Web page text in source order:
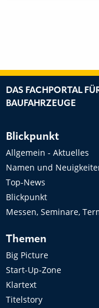
DAS FACHPORTAL
BAUFAHRZEUGE
Blickpunkt
Allgemein - Aktuelles
Namen und
Top-News
Blickpunkt
Messen, Seminare,
Themen
Big Picture
Start-Up-Zone
Klartext
Titelstory